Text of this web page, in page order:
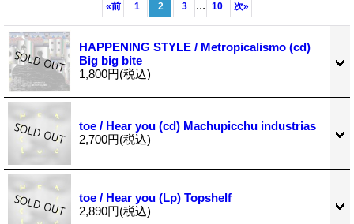
«前 1 2 3 ... 10 次»
HAPPENING STYLE / Metropicalismo (cd)
Big big bite
1,800円(税込)
toe / Hear you (cd) Machupicchu industrias
2,700円(税込)
toe / Hear you (Lp) Topshelf
2,890円(税込)